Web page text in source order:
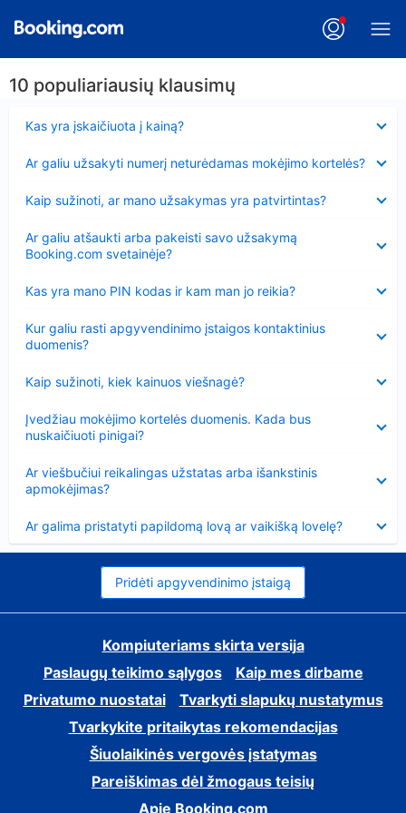
10 populiariausių klausimų
Kas yra įskaičiuota į kainą?
Ar galiu užsakyti numerį neturėdamas mokėjimo kortelės?
Kaip sužinoti, ar mano užsakymas yra patvirtintas?
Ar galiu atšaukti arba pakeisti savo užsakymą
Booking.com svetainėje?
Kas yra mano PIN kodas ir kam man jo reikia?
Kur galiu rasti apgyvendinimo įstaigos kontaktinius
duomenis?
Kaip sužinoti, kiek kainuos viešnagė?
Įvedžiau mokėjimo kortelės duomenis. Kada bus
nuskaičiuoti pinigai?
Ar viešbučiui reikalingas užstatas arba išankstinis
apmokėjimas?
Ar galima pristatyti papildomą lovą ar vaikišką lovelę?
Pridėti apgyvendinimo įstaigą
Kompiuteriams skirta versija
Paslaugų teikimo sąlygos
Kaip mes dirbame
Privatumo nuostatai
Tvarkyti slapukų nustatymus
Tvarkykite pritaikytas rekomendacijas
Šiuolaikinės vergovės įstatymas
Pareiškimas dėl žmogaus teisių
Apie Booking.com